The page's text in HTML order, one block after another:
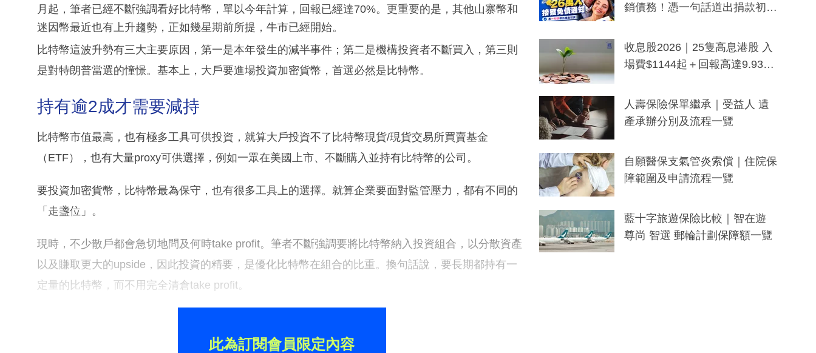
月起，筆者已經不斷強調看好比特幣，單以今年計算，回報已經達70%。更重要的是，其他山寨幣和
迷因幣最近也有上升趨勢，正如幾星期前所提，牛市已經開始。
比特幣這波升勢有三大主要原因，第一是本年發生的減半事件；第二是機構投資者不斷買入，第三則
是對特朗普當選的憧憬。基本上，大戶要進場投資加密貨幣，首選必然是比特幣。
持有逾2成才需要減持
比特幣市值最高，也有極多工具可供投資，就算大戶投資不了比特幣現貨/現貨交易所買賣基金
（ETF），也有大量proxy可供選擇，例如一眾在美國上市、不斷購入並持有比特幣的公司。
要投資加密貨幣，比特幣最為保守，也有很多工具上的選擇。就算企業要面對監管壓力，都有不同的
「走盞位」。
現時，不少散戶都會急切地問及何時take profit。筆者不斷強調要將比特幣納入投資組合，以分散資產
以及賺取更大的upside，因此投資的精要，是優化比特幣在組合的比重。換句話說，要長期都持有一
定量的比特幣，而不用完全清倉take profit。
此為訂閱會員限定內容
銷債務！憑一句話道出捐款初
一度被誤當詐騙手段
收息股2026｜25隻高息港股 入
場費$1144起＋回報高達9.93
人壽保險保單繼承｜受益人 遺
產承辦分別及流程一覽
自願醫保支氣管炎索償｜住院保
障範圍及申請流程一覽
藍十字旅遊保險比較｜智在遊
尊尚 智選 郵輪計劃保障額一覽